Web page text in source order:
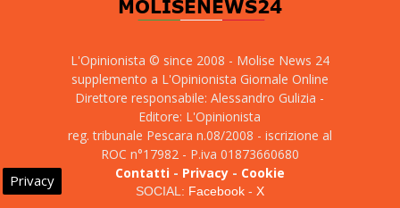
L'Opinionista © since 2008 - Molise News 24
supplemento a L'Opinionista Giornale Online
Direttore responsabile: Alessandro Gulizia -
Editore: L'Opinionista
reg. tribunale Pescara n.08/2008 - iscrizione al
ROC n°17982 - P.iva 01873660680
Contatti- Privacy- Cookie
SOCIAL: Facebook- X
Privacy